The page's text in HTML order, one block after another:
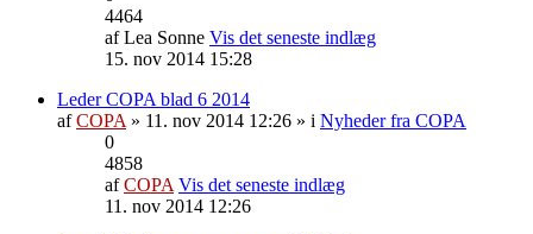
4464
afLea Sonne Vis det seneste indlæg
15. nov 2014 15:28
Leder COPA blad 6 2014
afCOPA » 11. nov 2014 12:26 » i Nyheder fra COPA
0
4858
afCOPA Vis det seneste indlæg
11. nov 2014 12:26